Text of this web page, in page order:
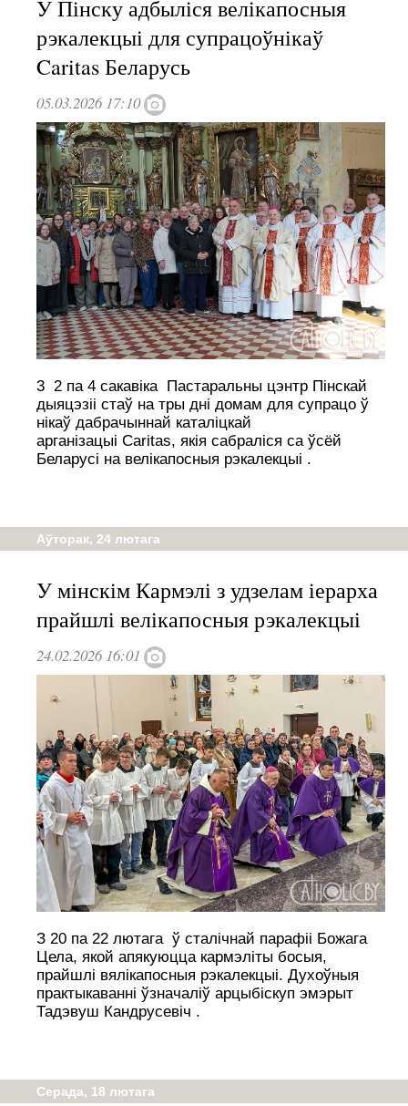
У Пінску адбыліся велікапосныя
рэкалекцыі для супрацоўнікаў
Caritas Беларусь
05.03.2026 17:10
3 2 па 4 сакавіка Пастаральны цэнтр Пінскай
дыяцэзіі стаў на тры дні домам для супрацо ў
нікаў дабрачыннай каталіцкай
арганізацыі Caritas, якія сабраліся са ўсёй
Беларусі на велікапосныя рэкалекцыі .
Аўторак, 24 лютага
У мінскім Кармэлі з удзелам іерарха
прайшлі велікапосныя рэкалекцыі
24.02.2026 16:01
З 20 па 22 лютага ў сталічнай парафіі Божага
Цела, якой апякуюцца кармэліты босыя,
прайшлі вялікапосныя рэкалекцыі. Духоўныя
практыкаванні ўзначаліў арцыбіскуп эмэрыт
Тадэвуш Кандрусевіч .
Серада, 18 лютага